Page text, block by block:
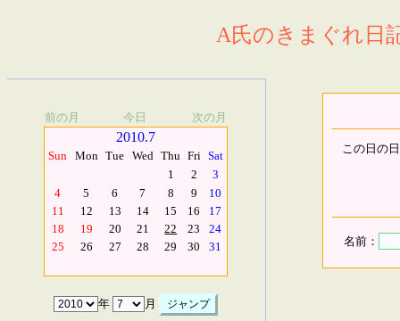
A氏のきまぐれ日
前の月 今日 次の月
2010.7
Sun Mon Tue Wed Thu Fri Sat
1
2
3
4
5 6 7 8 9
10
11
12 13 14 15 16
17
18
19 20 21 22 23
24
25
26 27 28 29 30 31
年 月
この日の
名前：